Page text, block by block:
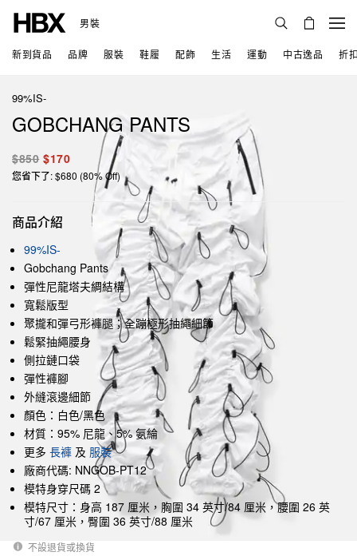
男裝
新到貨品 品牌 服裝 鞋履 配飾 生活 運動 中古逸品 折
99%IS-
GOBCHANG PANTS
$850 $170
您省下了: $680 (80% Off)
商品介紹
99%IS-
Gobchang Pants
彈性尼龍塔夫綢結構
寬鬆版型
聚攏和彈弓形褲腿；全蹦極形抽繩細節
鬆緊抽繩腰身
側拉鏈口袋
彈性褲腳
外縫滾邊細節
顏色：白色/黑色
材質：95% 尼龍、5% 氨綸
更多 長褲 及 服裝
廠商代碼: NNGOB-PT12
模特身穿尺碼 2
模特尺寸：身高 187 厘米，胸圍 34 英寸/84 厘米，腰圍 26 英
寸/67 厘米，臀圍 36 英寸/88 厘米
不設退貨或換貨